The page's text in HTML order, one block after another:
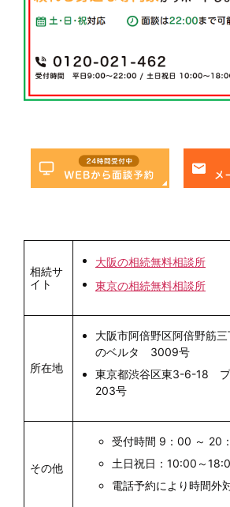
相続サ
イト
大阪の相続無料相談所
東京の相続無料相談所
所在地
大阪市阿倍野区阿倍野筋
のベルタ 3009号
東京都渋谷区東3-6-18
203号
その他
受付時間 9：00 ～ 20
土日祝日：10:00～
電話予約により時間外